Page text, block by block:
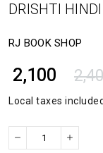
DRISHTI
RJ BOOK SHOP
₹ 2,100
Local taxes